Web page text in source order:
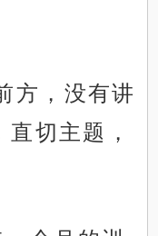
方，没有讲
切主题，